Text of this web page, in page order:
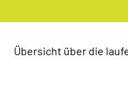
Übersicht über die